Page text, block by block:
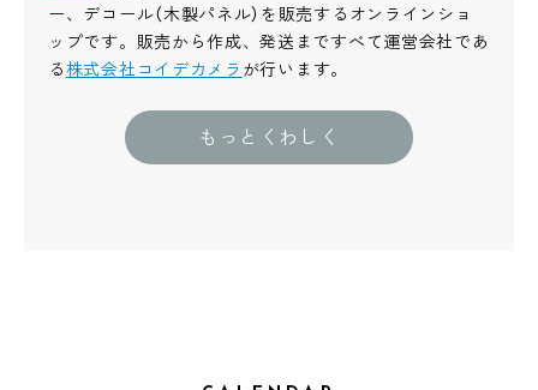
ー、デコール（木製パネル）を販売するオンラインショ
ップです。販売から作成、発送まですべて運営会社であ
る株式会社コイデカメラ が行います。
もっとくわしく